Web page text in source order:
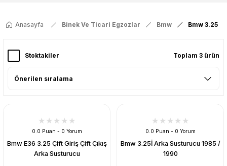
Anasayfa Binek Ve Ticari Egzozlar Bmw Bmw 3.25
Stoktakiler Toplam 3 ürün
0.0 Puan - 0 Yorum
Bmw E36 3.25 Çift Giriş Çift Çıkış
Arka Susturucu
0.0 Puan - 0 Yorum
Bmw 3.25İ Arka Susturucu 1985 /
1990